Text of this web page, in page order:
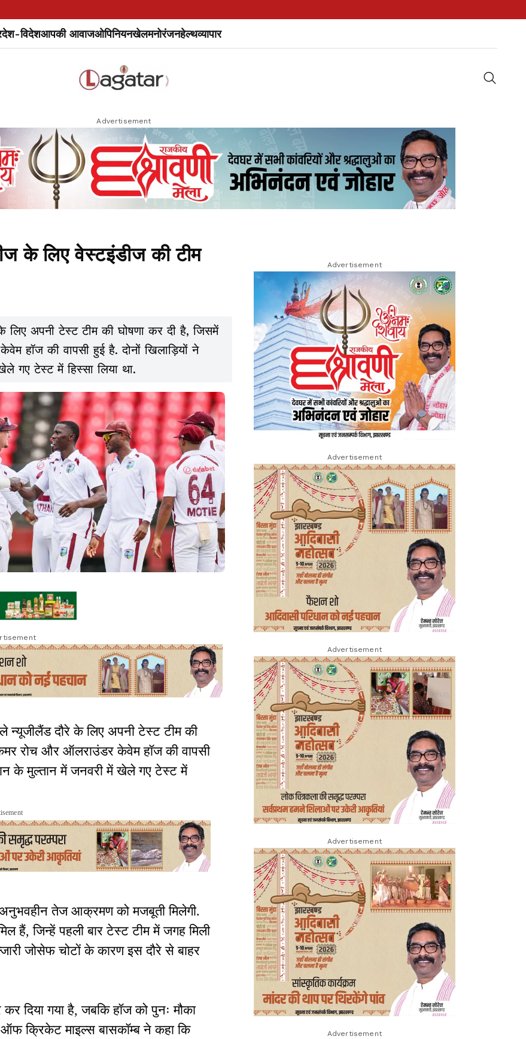
देश-विदेशआपकी आवाजओपिनियनखेलमनोरंजनहेल्थव्यापार
Advertisement
के लिए वेस्टइंडीज की टीम
लिए अपनी टेस्ट टीम की घोषणा कर दी है, जिसमें
हॉज की वापसी हुई है. दोनों खिलाड़ियों ने
गए टेस्ट में हिस्सा लिया था.
न्यूजीलैंड दौरे के लिए अपनी टेस्ट टीम की
रोच और ऑलराउंडर केवेम हॉज की वापसी
के मुल्तान में जनवरी में खेले गए टेस्ट में
तेज आक्रमण को मजबूती मिलेगी.
हैं, जिन्हें पहली बार टेस्ट टीम में जगह मिली
जोसेफ चोटों के कारण इस दौरे से बाहर
दिया गया है, जबकि हॉज को पुनः मौका
क्रिकेट माइल्स बासकॉम्ब ने कहा कि
Advertisement
Advertisement
Advertisement
Advertisement
Advertisement